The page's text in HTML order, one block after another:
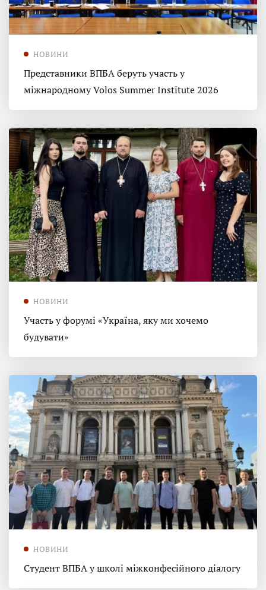
НОВИНИ
Представники ВПБА беруть участь у
міжнародному Volos Summer Institute 2026
НОВИНИ
Участь у форумі «Україна, яку ми хочемо
будувати»
НОВИНИ
Студент ВПБА у школі міжконфесійного діалогу